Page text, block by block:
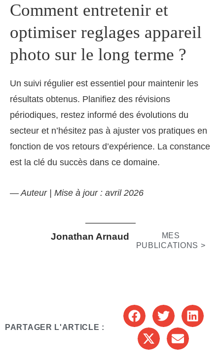
Comment entretenir et
optimiser reglages appareil
photo sur le long terme ?
Un suivi régulier est essentiel pour maintenir les
résultats obtenus. Planifiez des révisions
périodiques, restez informé des évolutions du
secteur et n’hésitez pas à ajuster vos pratiques en
fonction de vos retours d’expérience. La constance
est la clé du succès dans ce domaine.
— Auteur | Mise à jour : avril 2026
Jonathan Arnaud
MES
PUBLICATIONS >
PARTAGER L'ARTICLE :